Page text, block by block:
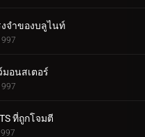
จำของบลูไนท์
อนสเตอร์
ที่ถูกโจมตี